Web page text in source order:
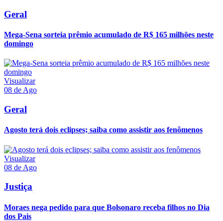
Geral
Mega-Sena sorteia prêmio acumulado de R$ 165 milhões neste
domingo
Visualizar
08 de Ago
Geral
Agosto terá dois eclipses; saiba como assistir aos fenômenos
Visualizar
08 de Ago
Justiça
Moraes nega pedido para que Bolsonaro receba filhos no Dia
dos Pais